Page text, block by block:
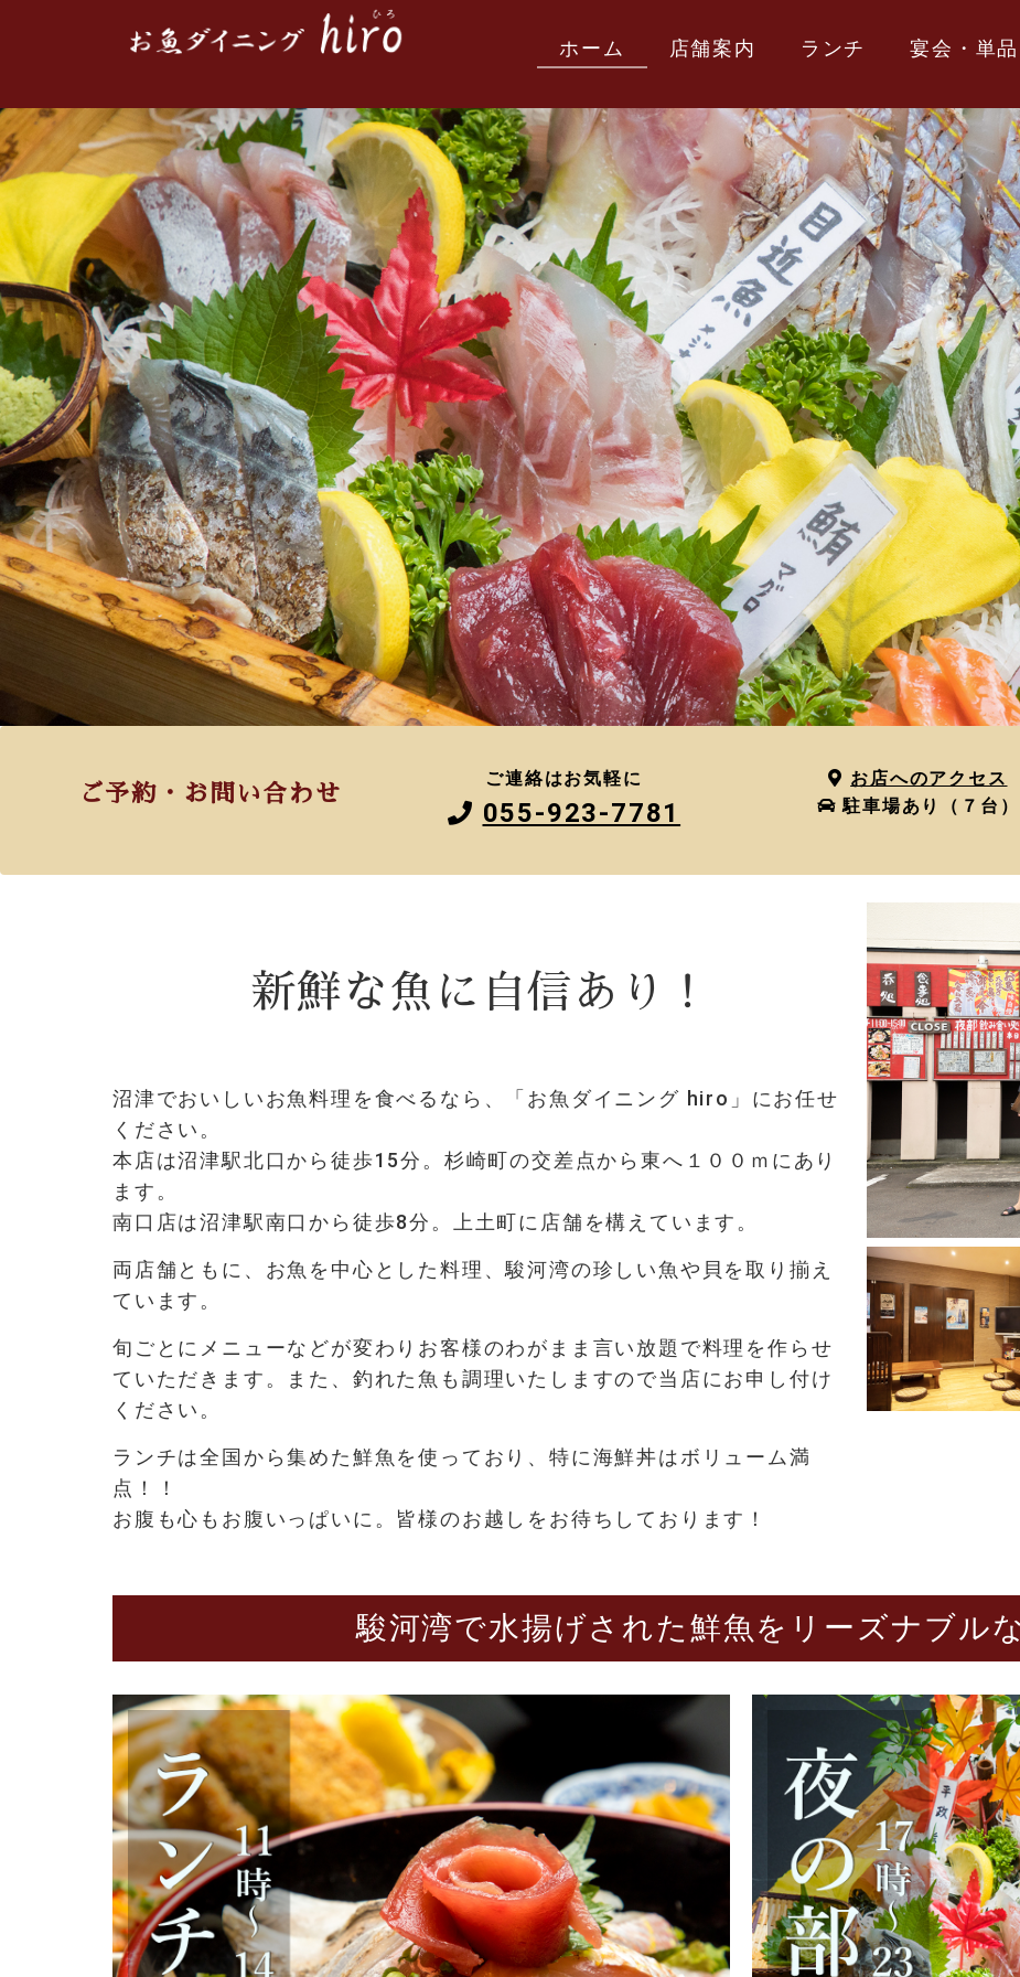
ホーム 店舗案内 ランチ 宴会・単品
ご予約・お問い合わせ
ご連絡はお気軽に
055-923-7781
お店へのアクセス
駐車場あり（７台）
新鮮な魚に自信あり！
沼津でおいしいお魚料理を食べるなら、「お魚ダイニング hiro」にお任せ
ください。
本店は沼津駅北口 から徒歩15分。 杉崎町の交差点から東へ１００ｍにあり
ます。
南口店は沼津駅南口から徒歩8分。上土町に店舗を構えています。
両店舗ともに、お魚を中心とした料理、駿河湾の珍しい魚や貝を取り揃え
ています。
旬ごとにメニューなどが変わりお客様のわがまま言い放題で料理を作らせ
ていただきます。また、釣れた魚も調理いたしますので当店にお申し付け
ください。
ランチは全国から集めた鮮魚を使っており、特に海鮮丼はボリューム満
点！！
お腹も心もお腹いっぱいに。皆様のお越しをお待ちしております！
駿河湾で水揚げされた鮮魚をリーズナブル